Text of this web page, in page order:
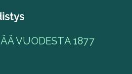
VUODESTA 1877